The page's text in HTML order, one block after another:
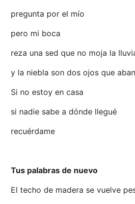
pregunta por el mío
pero mi boca
reza una sed que no moja la
y la niebla son dos ojos que
Si no estoy en casa
si nadie sabe a dónde llegué
recuérdame
Tus palabras de nuevo
El techo de madera se vuelve